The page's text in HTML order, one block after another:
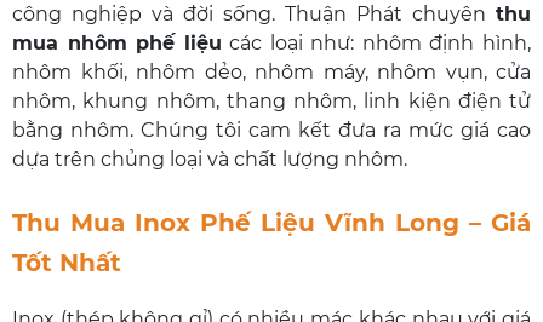
công nghiệp và đời sống. Thuận Phát chuyên thu
mua nhôm phế liệu các loại như: nhôm định hình,
nhôm khối, nhôm dẻo, nhôm máy, nhôm vụn, cửa
nhôm, khung nhôm, thang nhôm, linh kiện điện tử
bằng nhôm. Chúng tôi cam kết đưa ra mức giá cao
dựa trên chủng loại và chất lượng nhôm.
Thu Mua Inox Phế Liệu Vĩnh Long – Giá
Tốt Nhất